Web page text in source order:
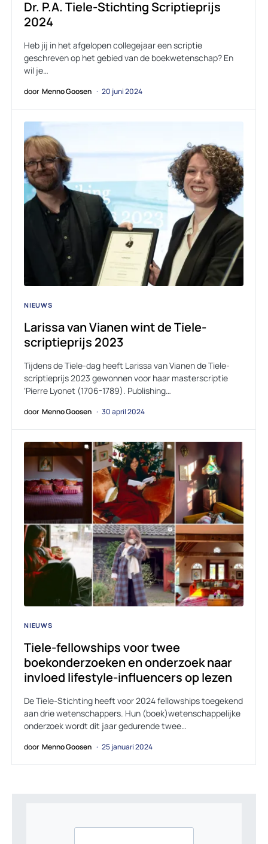
Dr. P.A. Tiele-Stichting Scriptieprijs
2024
Heb jij in het afgelopen collegejaar een scriptie
geschreven op het gebied van de boekwetenschap? En
wil je…
door Menno Goosen 20 juni 2024
NIEUWS
Larissa van Vianen wint de Tiele-
scriptieprijs 2023
Tijdens de Tiele-dag heeft Larissa van Vianen de Tiele-
scriptieprijs 2023 gewonnen voor haar masterscriptie
‘Pierre Lyonet (1706-1789). Publishing…
door Menno Goosen 30 april 2024
NIEUWS
Tiele-fellowships voor twee
boekonderzoeken en onderzoek naar
invloed lifestyle-influencers op lezen
De Tiele-Stichting heeft voor 2024 fellowships toegekend
aan drie wetenschappers. Hun (boek)wetenschappelijke
onderzoek wordt dit jaar gedurende twee…
door Menno Goosen 25 januari 2024